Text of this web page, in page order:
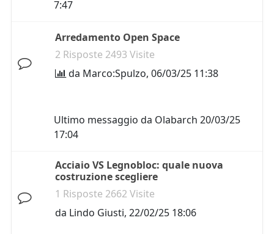
7:47
Arredamento Open Space
2 Risposte 2493 Visite
da Marco:Spulzo, 06/03/25 11:38
Ultimo messaggio da Olabarch 20/03/25
17:04
Acciaio VS Legnobloc: quale nuova
costruzione scegliere
1 Risposte 2662 Visite
da Lindo Giusti, 22/02/25 18:06